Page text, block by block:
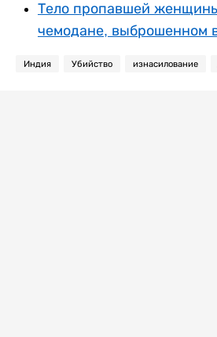
Тело пропавшей
чемодане, выброшенном
Индия Убийство изнасилование